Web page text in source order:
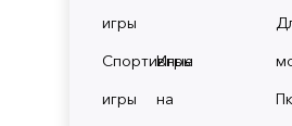
игры
Спортивные
игры
Игры
на
Пк